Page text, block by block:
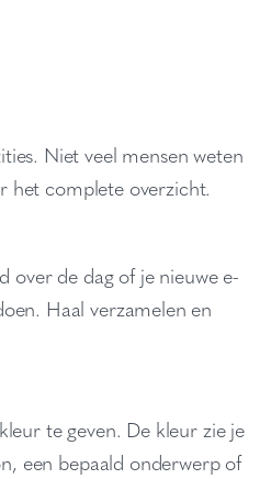
Niet veel mensen weten
het complete overzicht.
over de dag of je nieuwe e-
Haal verzamelen en
te geven. De kleur zie je
een bepaald onderwerp of